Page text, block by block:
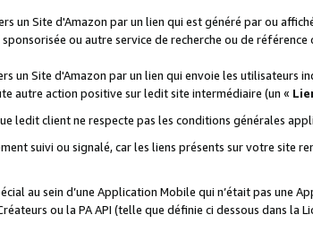
un Site d'Amazon par un lien qui est généré par ou
ou autre service de recherche ou de
un Site d'Amazon par un lien qui envoie les utilisateurs
autre action positive sur ledit site intermédiaire (un «
ledit client ne respecte pas les conditions générales
suivi ou signalé, car les liens présents sur votre site
au sein d’une Application Mobile qui n’était pas une
ou la PA API (telle que définie ci dessous dans la